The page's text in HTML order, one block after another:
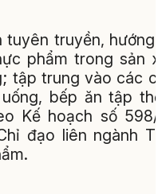
tuyên truyền, hướng
phẩm trong sản
tập trung vào các
bếp ăn tập
Kế hoạch số 598/
đạo liên ngành